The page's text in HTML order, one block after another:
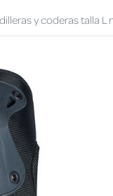
y coderas talla L